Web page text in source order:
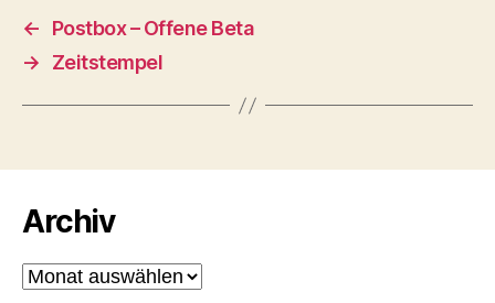
←
Postbox – Offene Beta
→
Zeitstempel
Archiv
Archiv